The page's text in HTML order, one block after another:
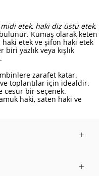
etek, haki diz üstü etek,
Kumaş olarak keten
etek ve şifon haki etek
yazlık veya kışlık
zarafet katar.
ve toplantılar için idealdir.
cesur bir seçenek.
haki, saten haki ve